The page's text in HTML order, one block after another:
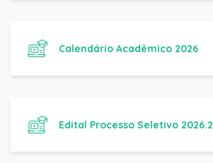
Calendário Acadêmico 2026
Edital Processo Seletivo 2026.2